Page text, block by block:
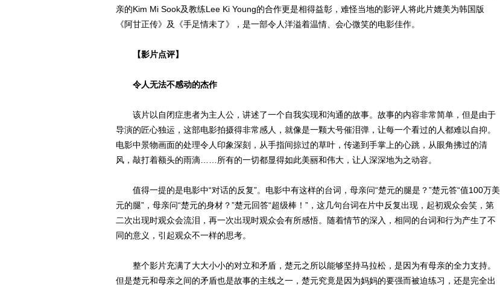
亲的Kim Mi Sook及教练Lee Ki Young的合作更是相得益彰，难怪当地的影评人将此片媲美为韩国版
《阿甘正传》及《手足情未了》，是一部令人洋溢着温情、会心微笑的电影佳作。
【影片点评】
令人无法不感动的杰作
该片以自闭症患者为主人公，讲述了一个自我实现和沟通的故事。故事的内容非常简单，但是由于
导演的匠心独运，这部电影拍摄得非常感人，就像是一颗大号催泪弹，让每一个看过的人都难以自抑。
电影中景物画面的处理令人印象深刻，从手指间掠过的草叶，传递到手掌上的心跳，从眼角拂过的清
风，敲打着额头的雨滴……所有的一切都显得如此美丽和伟大，让人深深地为之动容。
值得一提的是电影中“对话的反复”。电影中有这样的台词，母亲问“楚元的腿是？”楚元答“值100万美
元的腿”，母亲问“楚元的身材？”楚元回答“超级棒！”，这几句台词在片中反复出现，起初观众会笑，第
二次出现时观众会流泪，再一次出现时观众会有所感悟。随着情节的深入，相同的台词和行为产生了不
同的意义，引起观众不一样的思考。
整个影片充满了大大小小的对立和矛盾，楚元之所以能够坚持马拉松，是因为有母亲的全力支持。
但是楚元和母亲之间的矛盾也是故事的主线之一，楚元究竟是因为妈妈的要强而被迫练习，还是完全出